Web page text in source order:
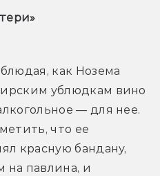
как Нозема
ублюдкам вино
— для нее.
что ее
красную бандану,
на павлина, и